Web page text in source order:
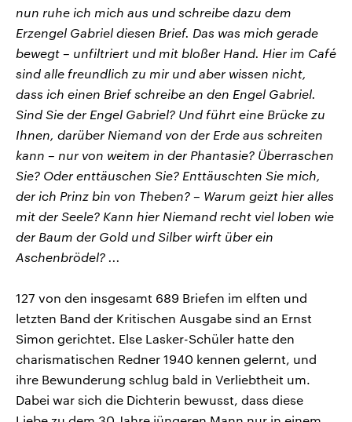
nun ruhe ich mich aus und schreibe dazu dem
Erzengel Gabriel diesen Brief. Das was mich gerade
bewegt – unfiltriert und mit bloßer Hand. Hier im Café
sind alle freundlich zu mir und aber wissen nicht,
dass ich einen Brief schreibe an den Engel Gabriel.
Sind Sie der Engel Gabriel? Und führt eine Brücke zu
Ihnen, darüber Niemand von der Erde aus schreiten
kann – nur von weitem in der Phantasie? Überraschen
Sie? Oder enttäuschen Sie? Enttäuschten Sie mich,
der ich Prinz bin von Theben? – Warum geizt hier alles
mit der Seele? Kann hier Niemand recht viel loben wie
der Baum der Gold und Silber wirft über ein
Aschenbrödel? ...
127 von den insgesamt 689 Briefen im elften und
letzten Band der Kritischen Ausgabe sind an Ernst
Simon gerichtet. Else Lasker-Schüler hatte den
charismatischen Redner 1940 kennen gelernt, und
ihre Bewunderung schlug bald in Verliebtheit um.
Dabei war sich die Dichterin bewusst, dass diese